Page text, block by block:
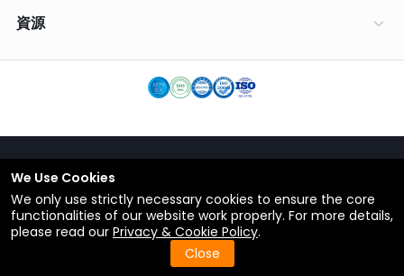
資源
繁體中文
條款
私隱政策
© Copyright 2012-2026 ShareCRM.com
We Use Cookies
We only use strictly necessary cookies to ensure the core
functionalities of our website work properly. For more details,
please read our Privacy & Cookie Policy.
Close